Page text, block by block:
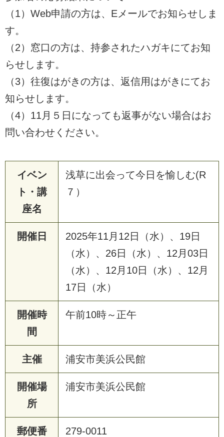
（1）Web申請の方は、Eメールでお知らせしま
す。
（2）窓口の方は、持参されたハガキにてお知
らせします。
（3）往復はがきの方は、返信用はがきにてお
知らせします。
（4）11月５日になっても返事がない場合はお
問い合わせください。
イベン
ト・講
座名
浅草に出会って今日を愉しむ(R
７）
開催日
2025年11月12日（水）、19日
（水）、26日（水）、12月03日
（水）、12月10日（水）、12月
17日（水）
開催時
間
午前10時～正午
主催 浦安市美浜公民館
開催場
所
浦安市美浜公民館
郵便番
279-0011